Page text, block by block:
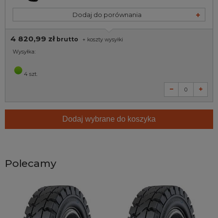
Wyszukaj
Dodaj do porównania
4 820,99 zł brutto + koszty wysyłki
Wysyłka:
4 szt.
Dodaj wybrane do koszyka
Polecamy